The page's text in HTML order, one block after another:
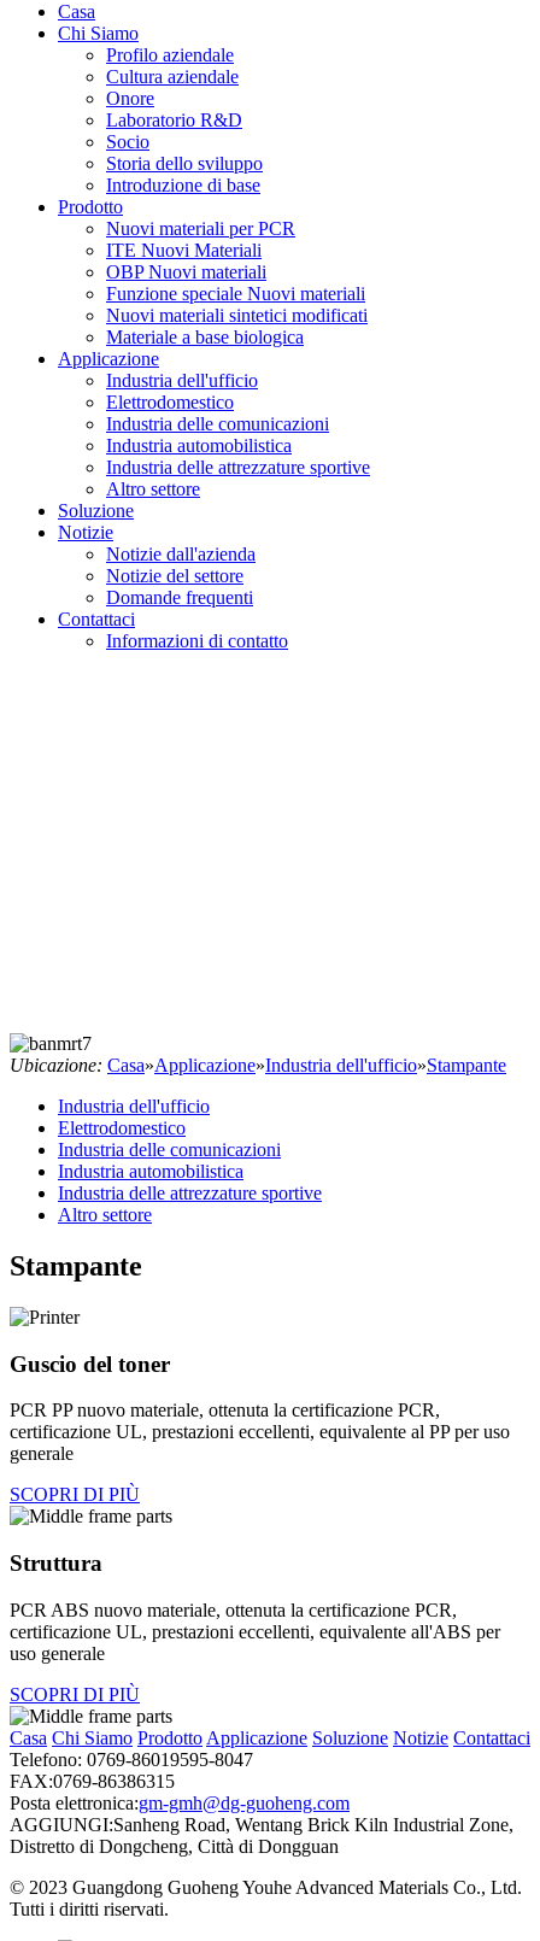
Casa
Chi Siamo
Profilo aziendale
Cultura aziendale
Onore
Laboratorio R&D
Socio
Storia dello sviluppo
Introduzione di base
Prodotto
Nuovi materiali per PCR
ITE Nuovi Materiali
OBP Nuovi materiali
Funzione speciale Nuovi materiali
Nuovi materiali sintetici modificati
Materiale a base biologica
Applicazione
Industria dell'ufficio
Elettrodomestico
Industria delle comunicazioni
Industria automobilistica
Industria delle attrezzature sportive
Altro settore
Soluzione
Notizie
Notizie dall'azienda
Notizie del settore
Domande frequenti
Contattaci
Informazioni di contatto
Ubicazione: Casa»Applicazione»Industria dell'ufficio»Stampante
Industria dell'ufficio
Elettrodomestico
Industria delle comunicazioni
Industria automobilistica
Industria delle attrezzature sportive
Altro settore
Stampante
Guscio del toner
PCR PP nuovo materiale, ottenuta la certificazione PCR,
certificazione UL, prestazioni eccellenti, equivalente al PP per uso
generale
SCOPRI DI PIÙ
Struttura
PCR ABS nuovo materiale, ottenuta la certificazione PCR,
certificazione UL, prestazioni eccellenti, equivalente all'ABS per
uso generale
SCOPRI DI PIÙ
Casa Chi Siamo Prodotto Applicazione Soluzione Notizie Contattaci
Telefono: 0769-86019595-8047
FAX:0769-86386315
Posta elettronica:gm-gmh@dg-guoheng.com
AGGIUNGI:Sanheng Road, Wentang Brick Kiln Industrial Zone,
Distretto di Dongcheng, Città di Dongguan
© 2023 Guangdong Guoheng Youhe Advanced Materials Co., Ltd.
Tutti i diritti riservati.